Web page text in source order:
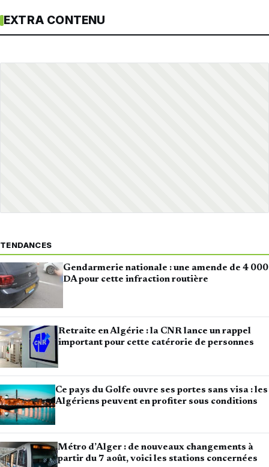
EXTRA CONTENU
TENDANCES
Gendarmerie nationale : une amende de 4 000
DA pour cette infraction routière
Retraite en Algérie : la CNR lance un rappel
important pour cette catérorie de personnes
Ce pays du Golfe ouvre ses portes sans visa : les
Algériens peuvent en profiter sous conditions
Métro d’Alger : de nouveaux changements à
partir du 7 août, voici les stations concernées